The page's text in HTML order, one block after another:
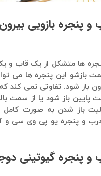
و پنجره بازویی
ها متشکل از یک قاب
بازشو این پنجره ها می
باز شود. تفاوتی نمی کند
پایین باز شود یا از سمت بالا
باز شدن به صورت کامل
درب و پنجره یو پی وی سی و
و پنجره گیوتینی